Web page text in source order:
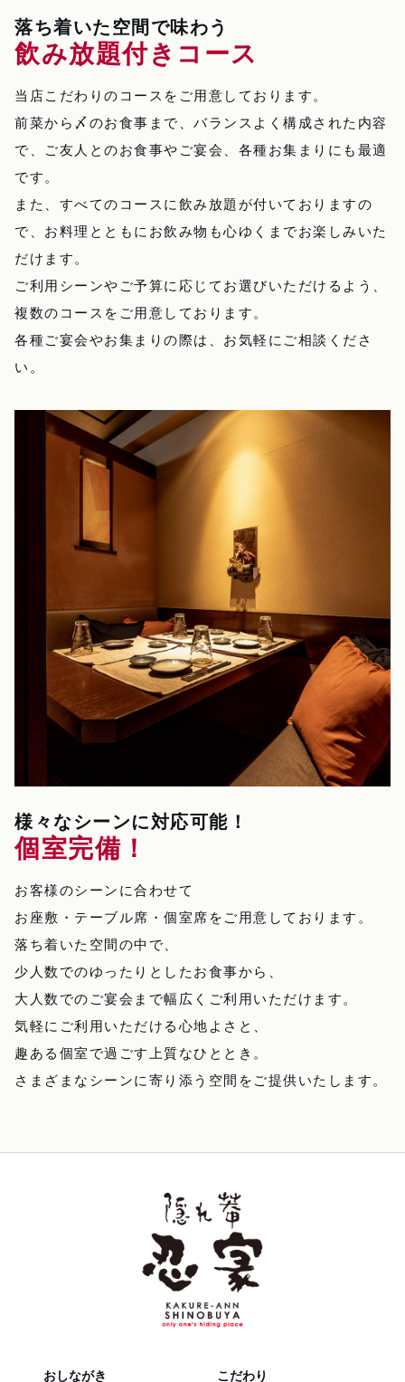
落ち着いた空間で味わう
飲み放題付きコース
当店こだわりのコースをご用意しております。
前菜から〆のお食事まで、バランスよく構成された内容
で、ご友人とのお食事やご宴会、各種お集まりにも最適
です。
また、すべてのコースに飲み放題が付いておりますの
で、お料理とともにお飲み物も心ゆくまでお楽しみいた
だけます。
ご利用シーンやご予算に応じてお選びいただけるよう、
複数のコースをご用意しております。
各種ご宴会やお集まりの際は、お気軽にご相談くださ
い。
様々なシーンに対応可能！
個室完備！
お客様のシーンに合わせて
お座敷・テーブル席・個室席をご用意しております。
落ち着いた空間の中で、
少人数でのゆったりとしたお食事から、
大人数でのご宴会まで幅広くご利用いただけます。
気軽にご利用いただける心地よさと、
趣ある個室で過ごす上質なひととき。
さまざまなシーンに寄り添う空間をご提供いたします。
おしながき
こだわり